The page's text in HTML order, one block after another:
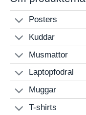
Posters
Kuddar
Musmattor
Laptopfodral
Muggar
T-shirts